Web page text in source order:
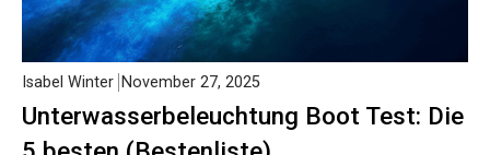
Unterwasserbeleuchtung Boot Test: Die
Isabel Winter November 27, 2025